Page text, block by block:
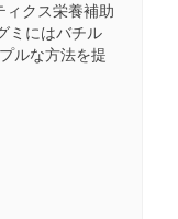
ィクス栄養補助
ミにはバチル
ルな方法を提